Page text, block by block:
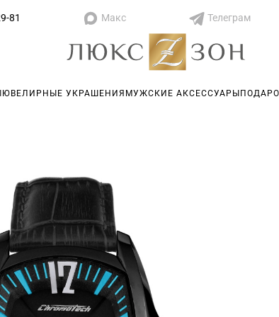
81 Макс Телеграм
ЮВЕЛИРНЫЕ УКРАШЕНИЯ МУЖСКИЕ АКСЕССУАРЫ